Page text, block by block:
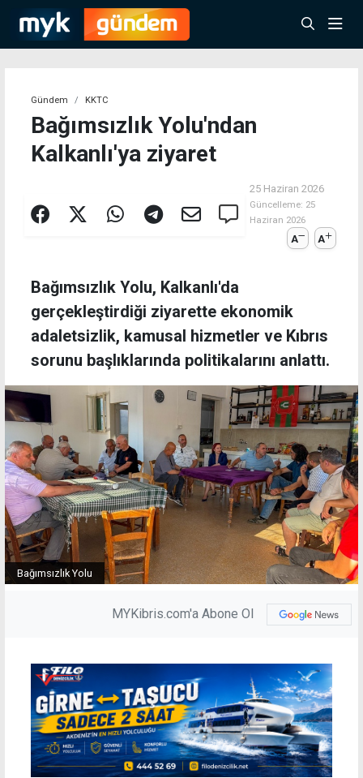
Gündem KKTC
Bağımsızlık Yolu'ndan
Kalkanlı'ya ziyaret
25 Haziran 2026
Güncelleme: 25
Haziran 2026
A A
Bağımsızlık Yolu, Kalkanlı'da
gerçekleştirdiği ziyarette ekonomik
adaletsizlik, kamusal hizmetler ve Kıbrıs
sorunu başlıklarında politikalarını anlattı.
Bağımsızlık Yolu
MYKibris.com'a Abone Ol